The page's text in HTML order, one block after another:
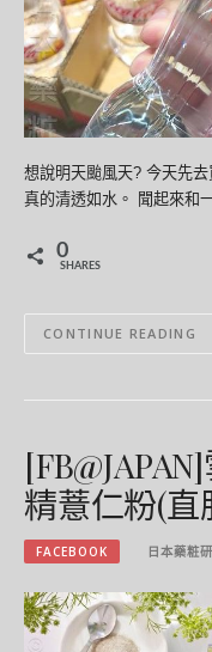
想說明天颱風天? 今天先
真的清透如水。 聞起來和
0
SHARES
CONTINUE READING
精薏仁粉(
FACEBOOK 日本藥粧